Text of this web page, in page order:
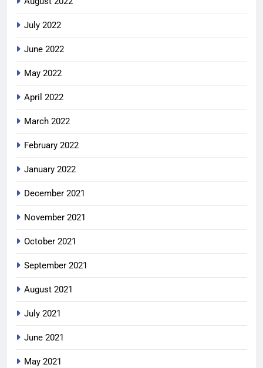
July 2022
June 2022
May 2022
April 2022
March 2022
February 2022
January 2022
December 2021
November 2021
October 2021
September 2021
August 2021
July 2021
June 2021
May 2021